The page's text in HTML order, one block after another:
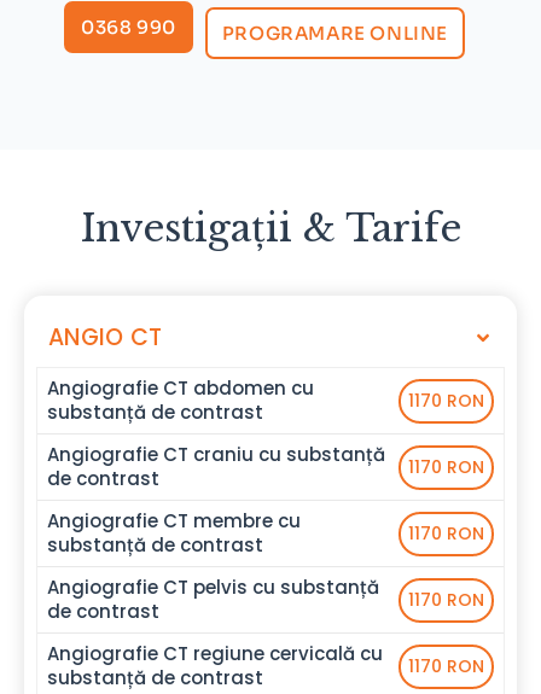
0368 990 PROGRAMARE ONLINE
Investigații & Tarife
ANGIO CT
Angiografie CT abdomen cu
substanță de contrast
1170 RON
Angiografie CT craniu cu substanță
de contrast
1170 RON
Angiografie CT membre cu
substanță de contrast
1170 RON
Angiografie CT pelvis cu substanță
de contrast
1170 RON
Angiografie CT regiune cervicală cu
substanță de contrast
1170 RON